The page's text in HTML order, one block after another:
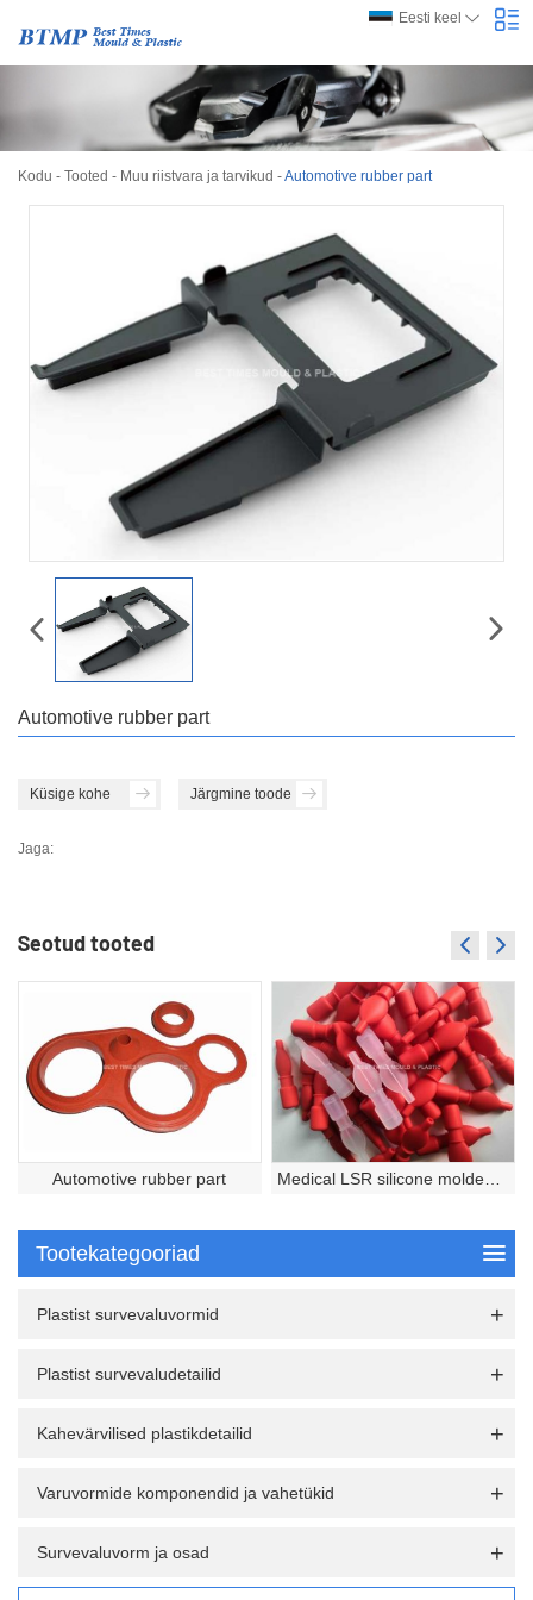
Eesti keel
Kodu - Tooted - Muu riistvara ja tarvikud -Automotive rubber part
Automotive rubber part
Küsige kohe Järgmine toode
Jaga:
Seotud tooted
Automotive rubber part
Tootekategooriad
Plastist survevaluvormid
Plastist survevaludetailid
Kahevärvilised plastikdetailid
Varuvormide komponendid ja vahetükid
Survevaluvorm ja osad